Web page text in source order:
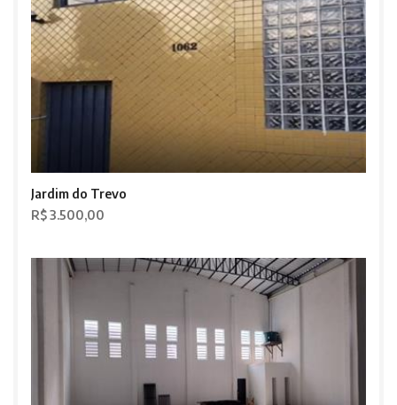
Jardim do Trevo
R$ 3.500,00